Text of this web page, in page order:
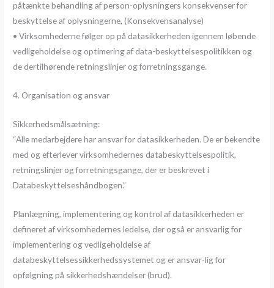
påtænkte behandling af person-oplysningers konsekvenser for
beskyttelse af oplysningerne, (Konsekvensanalyse)
• Virksomhederne følger op på datasikkerheden igennem løbende
vedligeholdelse og optimering af data-beskyttelsespolitikken og
de dertilhørende retningslinjer og forretningsgange.
4. Organisation og ansvar
Sikkerhedsmålsætning:
“Alle medarbejdere har ansvar for datasikkerheden. De er bekendte
med og efterlever virksomhedernes databeskyttelsespolitik,
retningslinjer og forretningsgange, der er beskrevet i
Databeskyttelseshåndbogen.”
Planlægning, implementering og kontrol af datasikkerheden er
defineret af virksomhedernes ledelse, der også er ansvarlig for
implementering og vedligeholdelse af
databeskyttelsessikkerhedssystemet og er ansvar-lig for
opfølgning på sikkerhedshændelser (brud).